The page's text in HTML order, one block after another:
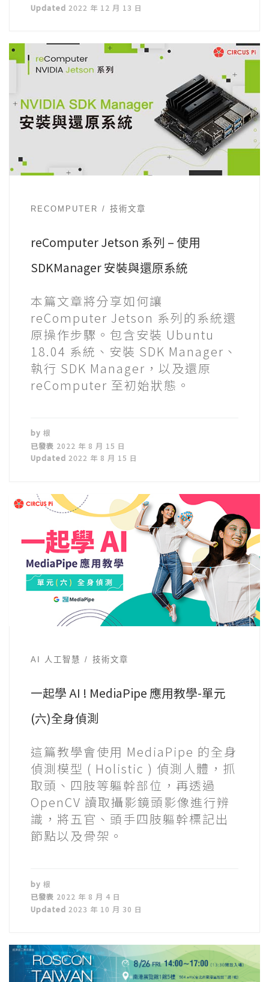
Updated 2022 年 12 月 13 日
RECOMPUTER 技術文章
reComputer Jetson 系列 – 使用
SDKManager 安裝與還原系統
本篇文章將分享如何讓
reComputer Jetson 系列的系統還
原操作步驟。包含安裝 Ubuntu
18.04 系統、安裝 SDK Manager、
執行 SDK Manager，以及還原
reComputer 至初始狀態。
by 根
已發表 2022 年 8 月 15 日
Updated 2022 年 8 月 15 日
AI 人工智慧 技術文章
一起學 AI ! MediaPipe 應用教學-單元
(六)全身偵測
這篇教學會使用 MediaPipe 的全身
偵測模型 ( Holistic ) 偵測人體，抓
取頭、四肢等軀幹部位，再透過
OpenCV 讀取攝影鏡頭影像進行辨
識，將五官、頭手四肢軀幹標記出
節點以及骨架。
by 根
已發表 2022 年 8 月 4 日
Updated 2023 年 10 月 30 日